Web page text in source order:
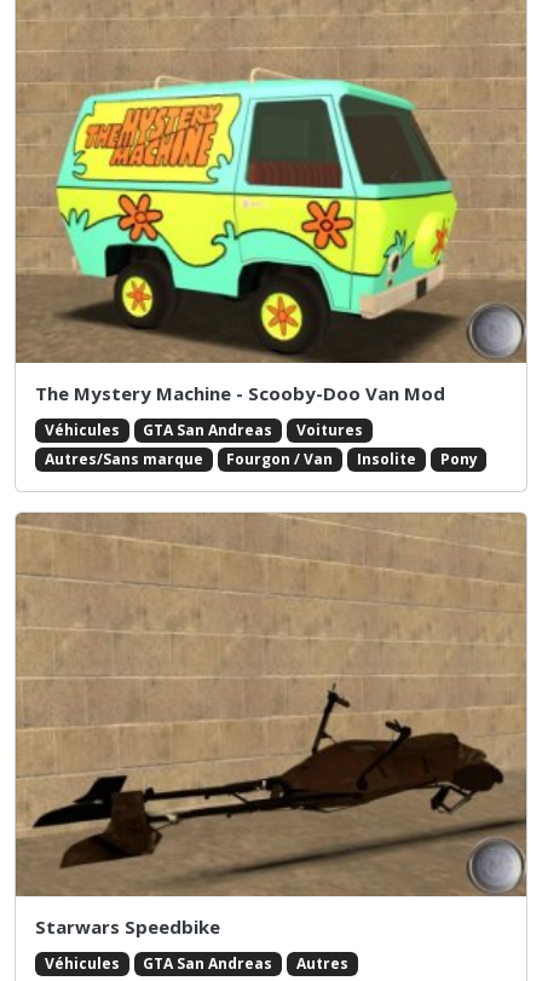
The Mystery Machine - Scooby-Doo Van Mod
Véhicules GTA San Andreas
Voitures
Autres/Sans marque
Fourgon / Van Insolite Pony
Starwars Speedbike
Véhicules GTA San Andreas
Autres